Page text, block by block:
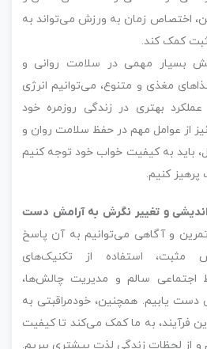
اختصاص زمان به ورزش می‌تواند به
کمک کند.
بسیار مهمی در سلامت روانی و
مغذی و متنوع، می‌توانیم انرژی
بهتری در زندگی روزمره خود
از عوامل مهم در حفظ سلامت روان و
به کیفیت خواب خود توجه کنیم
کنیم.
و تغییر نگرش به آرامش دست
و آگاهی می‌توانیم به آن پاسخ
استفاده از تکنیک‌های
اجتماعی سالم و مدیریت چالش‌ها،
یابیم. همچنین، خودمراقبتی به
فرآیند، به ما کمک می‌کند تا کیفیت
از لحظات زندگی لذت بیشتری ببریم.